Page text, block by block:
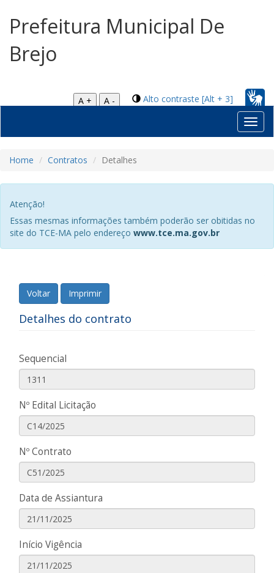
Prefeitura Municipal De
Brejo
Alto contraste [Alt + 3]
A +
A -
Home Contratos Detalhes
Atenção!
Essas mesmas informações também poderão ser obitidas no
site do TCE-MA pelo endereço www.tce.ma.gov.br
Voltar Imprimir
Detalhes do contrato
Sequencial
Nº Edital Licitação
Nº Contrato
Data de Assiantura
Início Vigência